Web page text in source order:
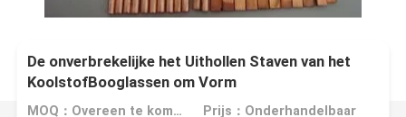
De onverbrekelijke het Uithollen Staven van het
KoolstofBooglassen om Vorm
MOQ：Overeen te komen Prijs：Onderhandelbaar